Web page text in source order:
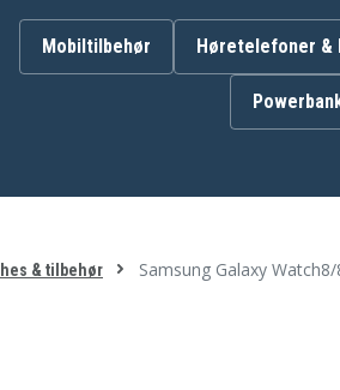
Mobiltilbehør Høretelefoner &
& tilbehør Samsung Galaxy